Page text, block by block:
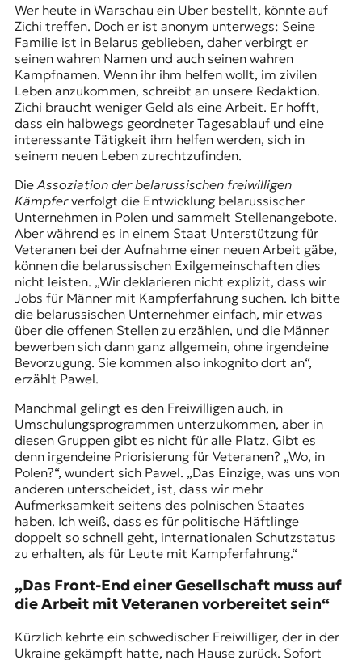
Wer heute in Warschau ein Uber bestellt, könnte auf
Zichi treffen. Doch er ist anonym unterwegs: Seine
Familie ist in Belarus geblieben, daher verbirgt er
seinen wahren Namen und auch seinen wahren
Kampfnamen. Wenn ihr ihm helfen wollt, im zivilen
Leben anzukommen, schreibt an unsere Redaktion.
Zichi braucht weniger Geld als eine Arbeit. Er hofft,
dass ein halbwegs geordneter Tagesablauf und eine
interessante Tätigkeit ihm helfen werden, sich in
seinem neuen Leben zurechtzufinden.
Die Assoziation der belarussischen freiwilligen
Kämpferverfolgt die Entwicklung belarussischer
Unternehmen in Polen und sammelt Stellenangebote.
Aber während es in einem Staat Unterstützung für
Veteranen bei der Aufnahme einer neuen Arbeit gäbe,
können die belarussischen Exilgemeinschaften dies
nicht leisten. „Wir deklarieren nicht explizit, dass wir
Jobs für Männer mit Kampferfahrung suchen. Ich bitte
die belarussischen Unternehmer einfach, mir etwas
über die offenen Stellen zu erzählen, und die Männer
bewerben sich dann ganz allgemein, ohne irgendeine
Bevorzugung. Sie kommen also inkognito dort an“,
erzählt Pawel.
Manchmal gelingt es den Freiwilligen auch, in
Umschulungsprogrammen unterzukommen, aber in
diesen Gruppen gibt es nicht für alle Platz. Gibt es
denn irgendeine Priorisierung für Veteranen? „Wo, in
Polen?“, wundert sich Pawel. „Das Einzige, was uns von
anderen unterscheidet, ist, dass wir mehr
Aufmerksamkeit seitens des polnischen Staates
haben. Ich weiß, dass es für politische Häftlinge
doppelt so schnell geht, internationalen Schutzstatus
zu erhalten, als für Leute mit Kampferfahrung.“
„Das Front-End einer Gesellschaft muss auf
die Arbeit mit Veteranen vorbereitet sein“
Kürzlich kehrte ein schwedischer Freiwilliger, der in der
Ukraine gekämpft hatte, nach Hause zurück. Sofort